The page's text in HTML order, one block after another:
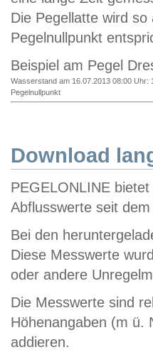
Die Pegellatte wird
Pegelnullpunkt
Beispiel am Pegel
Wasserstand am 16.07.2013 08:00 Uhr:
Pegelnullpunkt
Download
PEGELONLINE
Abflusswerte seit
Bei den
Diese Messwerte
oder andere
Die Messwerte sind
Höhenangaben (m ü.
addieren.